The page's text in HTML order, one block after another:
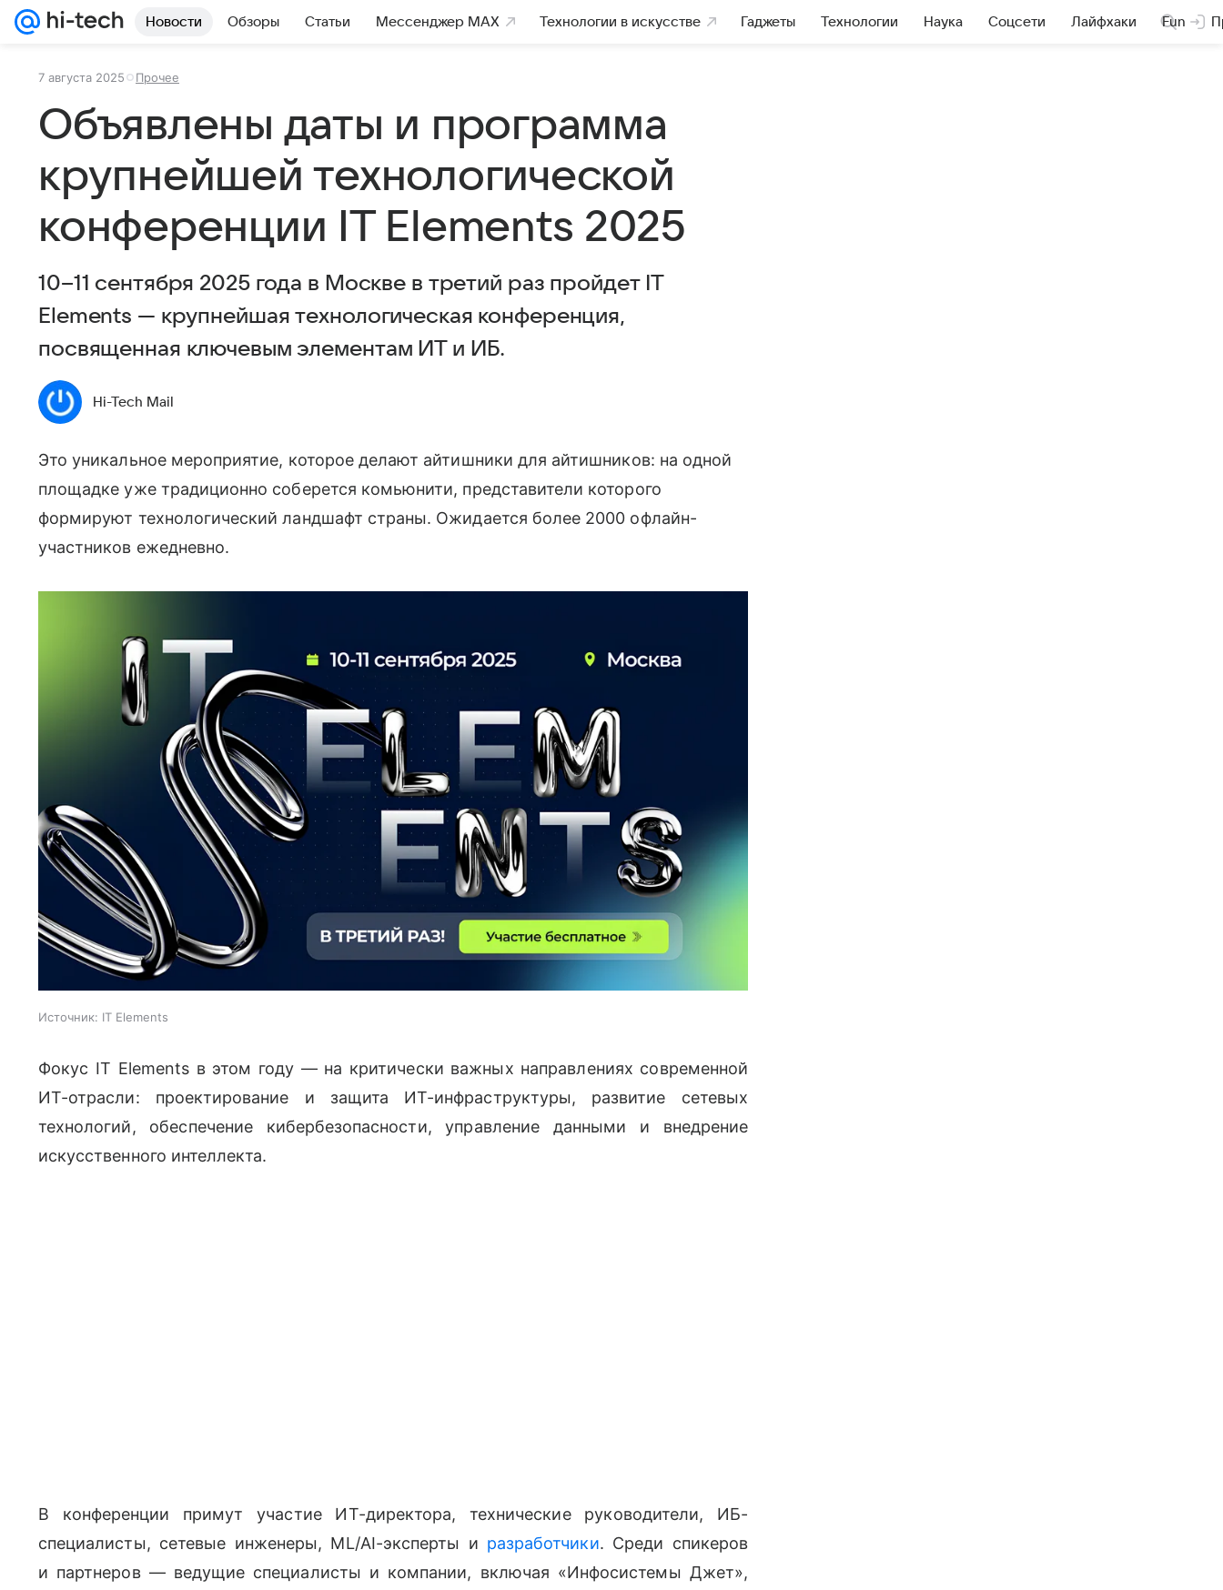
Новости Обзоры Статьи Мессенджер MAX Технологии в искусстве Гаджеты Технологии Наука Соцсети Лайфхаки Fun
7 августа 2025 Прочее
Объявлены даты и программа
крупнейшей технологической
конференции IT Elements 2025
10–11 сентября 2025 года в Москве в третий раз пройдет IT
Elements — крупнейшая технологическая конференция,
посвященная ключевым элементам ИТ и ИБ.
Hi-Tech Mail
Это уникальное мероприятие, которое делают айтишники для айтишников: на одной
площадке уже традиционно соберется комьюнити, представители которого
формируют технологический ландшафт страны. Ожидается более 2000 офлайн-
участников ежедневно.
Источник: IT Elements
Фокус IT Elements в этом году — на критически важных направлениях современной
ИТ-отрасли: проектирование и защита ИТ-инфраструктуры, развитие сетевых
технологий, обеспечение кибербезопасности, управление данными и внедрение
искусственного интеллекта.
В конференции примут участие ИТ-директора, технические руководители, ИБ-
специалисты, сетевые инженеры, ML/AI-эксперты и разработчики. Среди спикеров
и партнеров — ведущие специалисты и компании, включая «Инфосистемы Джет»,